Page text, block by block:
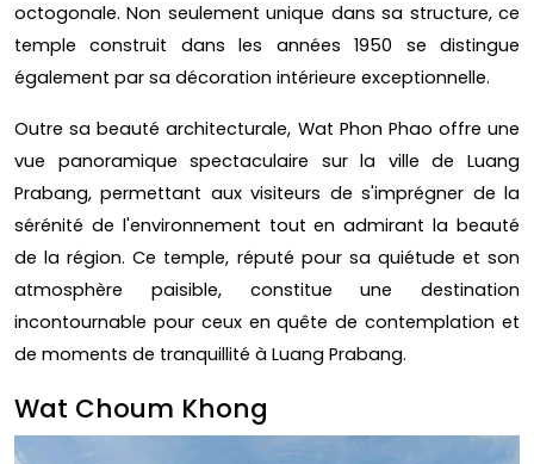
octogonale. Non seulement unique dans sa structure, ce
temple construit dans les années 1950 se distingue
également par sa décoration intérieure exceptionnelle.
Outre sa beauté architecturale, Wat Phon Phao offre une
vue panoramique spectaculaire sur la ville de Luang
Prabang, permettant aux visiteurs de s'imprégner de la
sérénité de l'environnement tout en admirant la beauté
de la région. Ce temple, réputé pour sa quiétude et son
atmosphère paisible, constitue une destination
incontournable pour ceux en quête de contemplation et
de moments de tranquillité à Luang Prabang.
Wat Choum Khong